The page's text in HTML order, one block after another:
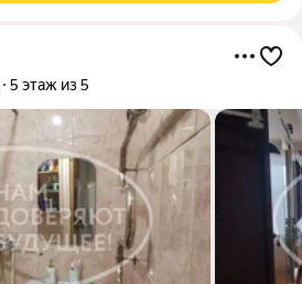
5 этаж из 5